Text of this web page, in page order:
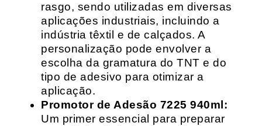
rasgo, sendo utilizadas em diversas
aplicações industriais, incluindo a
indústria têxtil e de calçados. A
personalização pode envolver a
escolha da gramatura do TNT e do
tipo de adesivo para otimizar a
aplicação.
Promotor de Adesão 7225 940ml:
Um primer essencial para preparar